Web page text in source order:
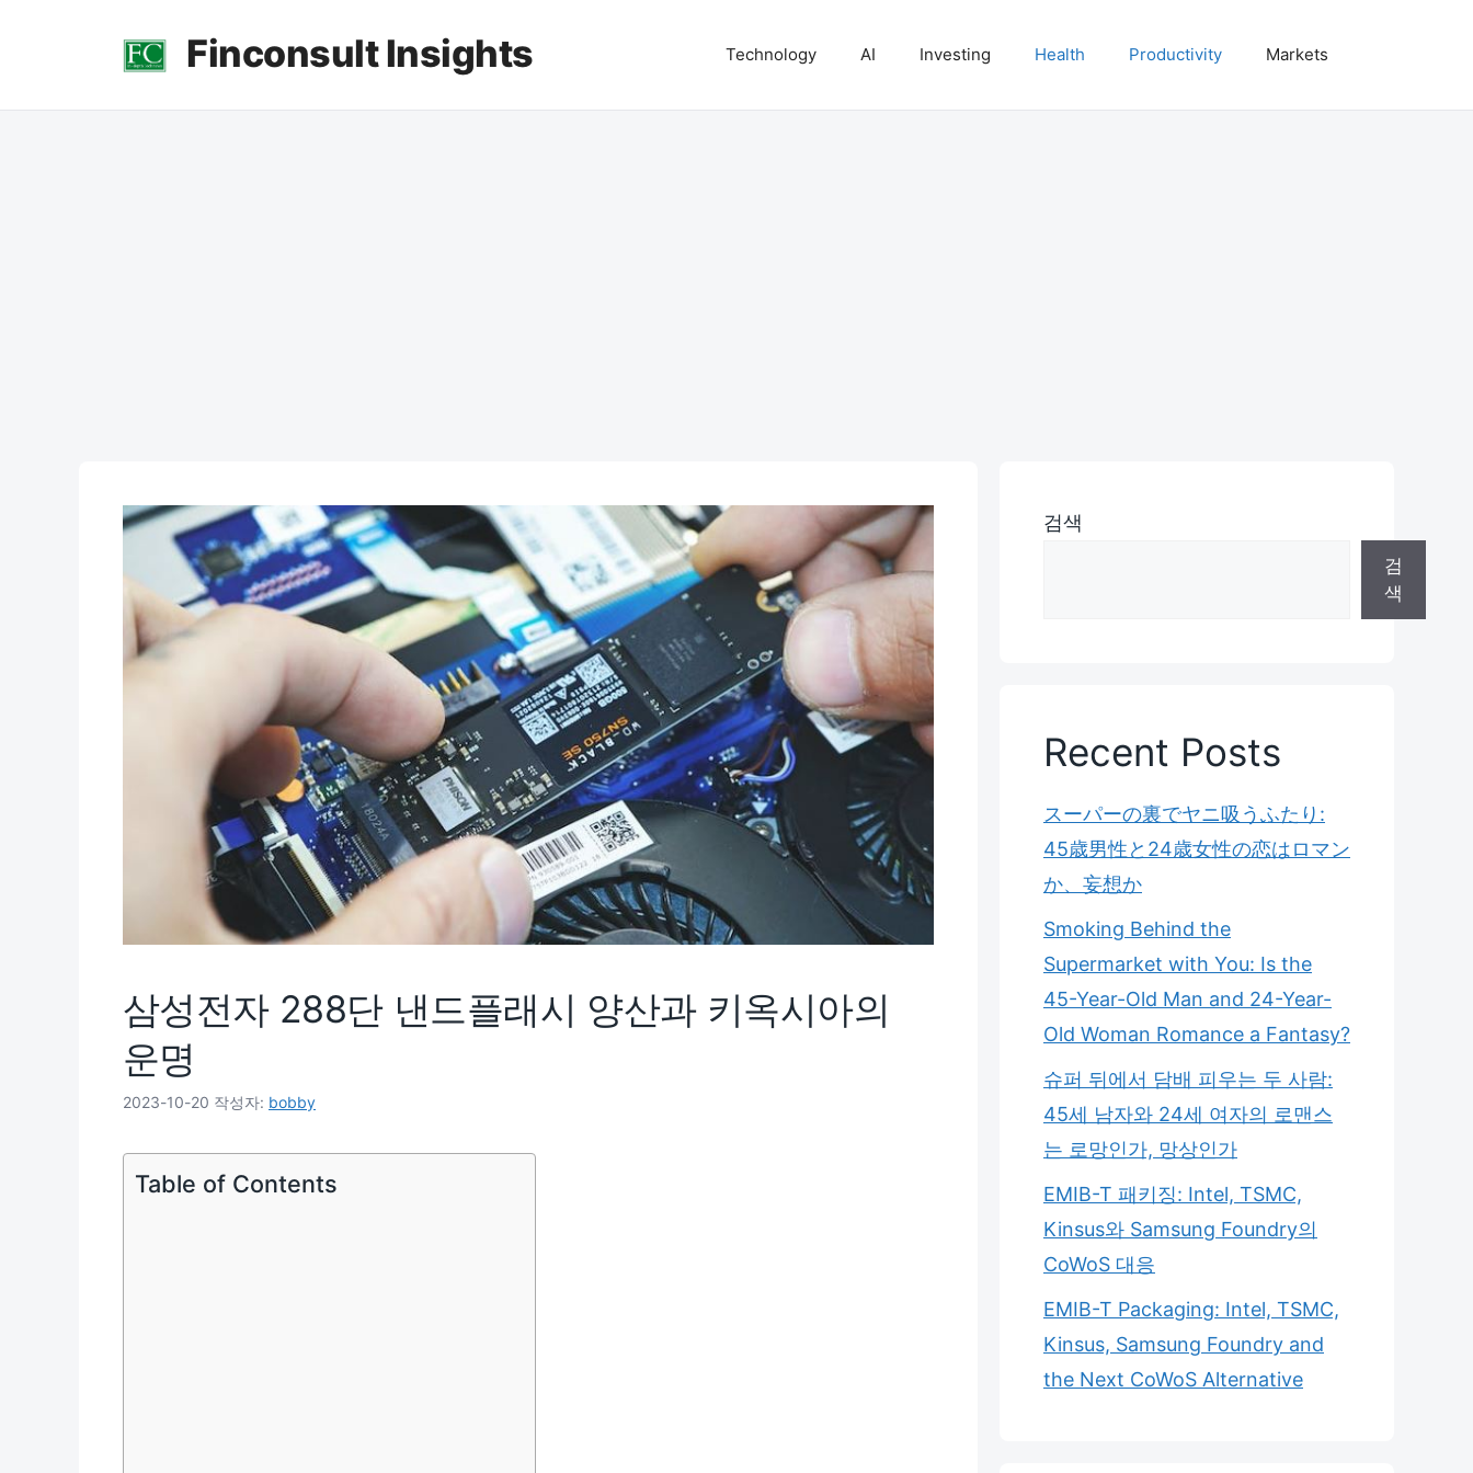
Finconsult Insights Technology AI Investing Health Productivity Markets
삼성전자 288단 낸드플래시 양산과 키옥시아의
운명
2023-10-20 작성자: bobby
Table of Contents
검색
검
색
Recent Posts
スーパーの裏でヤニ吸うふたり:
45歳男性と24歳女性の恋はロマン
か、妄想か
Smoking Behind the
Supermarket with You: Is the
45-Year-Old Man and 24-Year-
Old Woman Romance a Fantasy?
슈퍼 뒤에서 담배 피우는 두 사람:
45세 남자와 24세 여자의 로맨스
는 로망인가, 망상인가
EMIB-T 패키징: Intel, TSMC,
Kinsus와 Samsung Foundry의
CoWoS 대응
EMIB-T Packaging: Intel, TSMC,
Kinsus, Samsung Foundry and
the Next CoWoS Alternative